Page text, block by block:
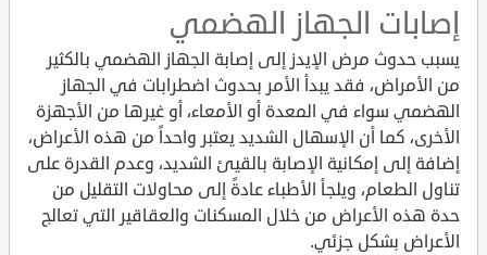
إصابات الجهاز الهضمي
يسبب حدوث مرض الإيدز إلى إصابة الجهاز الهضمي بالكثير
من الأمراض، فقد يبدأ الأمر بحدوث اضطرابات في الجهاز
الهضمي سواء في المعدة أو الأمعاء، أو غيرها من الأجهزة
الأخرى، كما أن الإسهال الشديد يعتبر واحداً من هذه الأعراض،
إضافة إلى إمكانية الإصابة بالقيئ الشديد، وعدم القدرة على
تناول الطعام، ويلجأ الأطباء عادةً إلى محاولات التقليل من
حدة هذه الأعراض من خلال المسكنات والعقاقير التي تعالج
الأعراض بشكل جزئي.